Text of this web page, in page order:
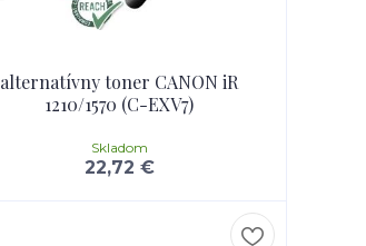
alternatívny toner CANON iR
1210/1570 (C-EXV7)
22,72 €
Skladom